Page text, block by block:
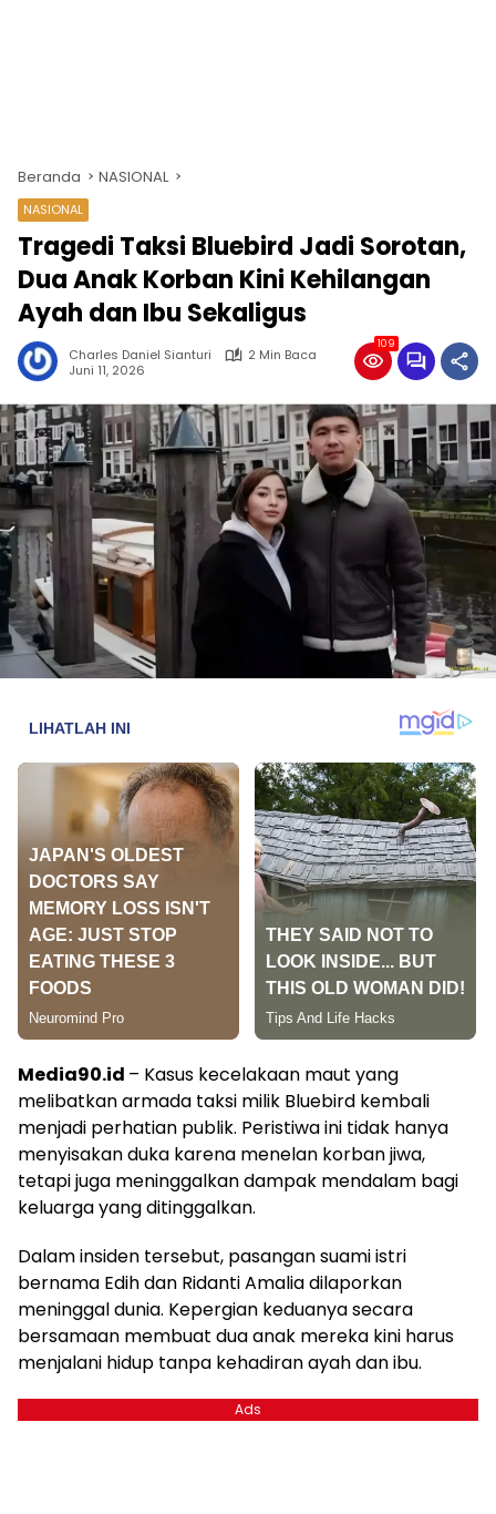
Beranda NASIONAL
NASIONAL
Tragedi Taksi Bluebird Jadi Sorotan,
Dua Anak Korban Kini Kehilangan
Ayah dan Ibu Sekaligus
Charles Daniel Sianturi
2 Min Baca
Juni 11, 2026
109
Media90.id – Kasus kecelakaan maut yang
melibatkan armada taksi milik Bluebird kembali
menjadi perhatian publik. Peristiwa ini tidak hanya
menyisakan duka karena menelan korban jiwa,
tetapi juga meninggalkan dampak mendalam bagi
keluarga yang ditinggalkan.
Dalam insiden tersebut, pasangan suami istri
bernama Edih dan Ridanti Amalia dilaporkan
meninggal dunia. Kepergian keduanya secara
bersamaan membuat dua anak mereka kini harus
menjalani hidup tanpa kehadiran ayah dan ibu.
Ads